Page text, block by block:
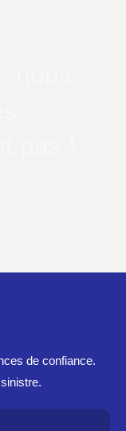
de confiance.